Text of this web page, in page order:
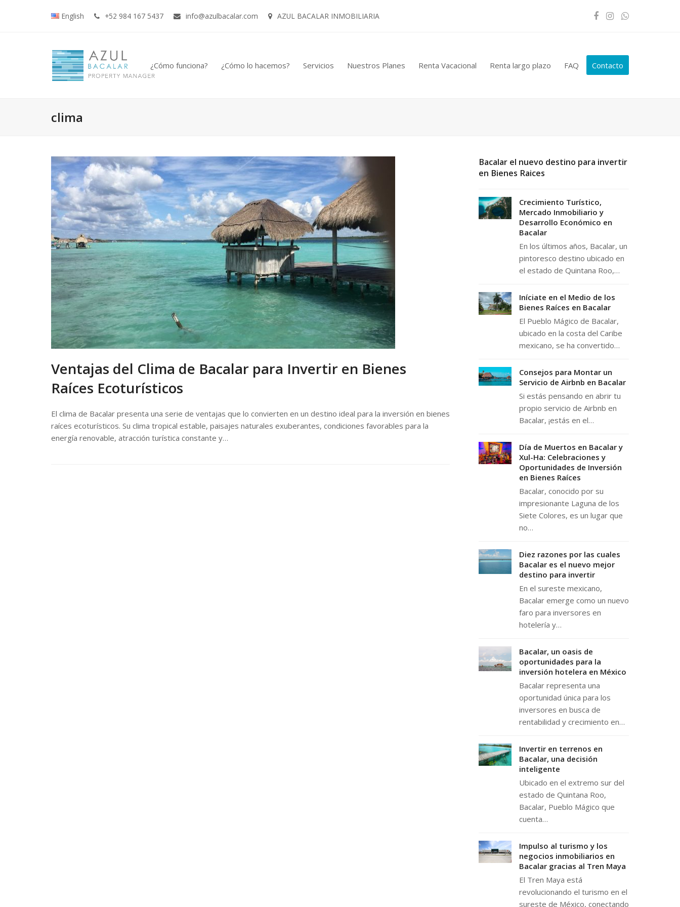
English +52 984 167 5437 info@azulbacalar.com AZUL BACALAR INMOBILIARIA Facebook
Instagram
Whatsapp
¿Cómo funciona? ¿Cómo lo hacemos? Servicios Nuestros Planes Renta Vacacional Renta largo plazo FAQ Contacto
clima
Ventajas del Clima de Bacalar para Invertir en Bienes
Raíces Ecoturísticos
El clima de Bacalar presenta una serie de ventajas que lo convierten en un destino ideal para la inversión en bienes
raíces ecoturísticos. Su clima tropical estable, paisajes naturales exuberantes, condiciones favorables para la
energía renovable, atracción turística constante y…
Bacalar el nuevo destino para invertir
en Bienes Raices
Crecimiento Turístico,
Mercado Inmobiliario y
Desarrollo Económico en
Bacalar
En los últimos años, Bacalar, un
pintoresco destino ubicado en
el estado de Quintana Roo,…
Iníciate en el Medio de los
Bienes Raíces en Bacalar
El Pueblo Mágico de Bacalar,
ubicado en la costa del Caribe
mexicano, se ha convertido…
Consejos para Montar un
Servicio de Airbnb en Bacalar
Si estás pensando en abrir tu
propio servicio de Airbnb en
Bacalar, ¡estás en el…
Día de Muertos en Bacalar y
Xul-Ha: Celebraciones y
Oportunidades de Inversión
en Bienes Raíces
Bacalar, conocido por su
impresionante Laguna de los
Siete Colores, es un lugar que
no…
Diez razones por las cuales
Bacalar es el nuevo mejor
destino para invertir
En el sureste mexicano,
Bacalar emerge como un nuevo
faro para inversores en
hotelería y…
Bacalar, un oasis de
oportunidades para la
inversión hotelera en México
Bacalar representa una
oportunidad única para los
inversores en busca de
rentabilidad y crecimiento en…
Invertir en terrenos en
Bacalar, una decisión
inteligente
Ubicado en el extremo sur del
estado de Quintana Roo,
Bacalar, Pueblo Mágico que
cuenta…
Impulso al turismo y los
negocios inmobiliarios en
Bacalar gracias al Tren Maya
El Tren Maya está
revolucionando el turismo en el
sureste de México, conectando